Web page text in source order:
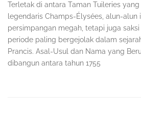
Terletak di antara Taman Tuileries
legendaris Champs-Élysées, alun-alun
persimpangan megah, tetapi juga
periode paling bergejolak dalam
Prancis. Asal-Usul dan Nama yang
dibangun antara tahun 1755